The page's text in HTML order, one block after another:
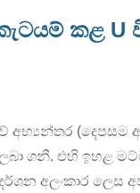
කළ U
අභ්‍යන්තර
ගනී. එහි ඉහළ
අලංකාර ලෙස